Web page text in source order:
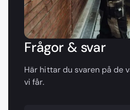
Frågor & svar
Här hittar du svaren på de
vi får.